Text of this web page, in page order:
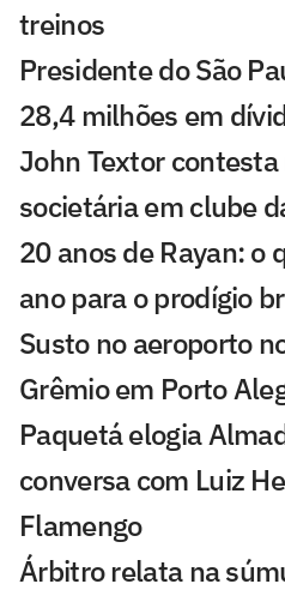
treinos
Presidente do São
28,4 milhões em
John Textor
societária em clube
20 anos de Rayan: o
ano para o prodígio
Susto no aeroporto
Grêmio em Porto
Paquetá elogia
conversa com Luiz
Flamengo
Árbitro relata na